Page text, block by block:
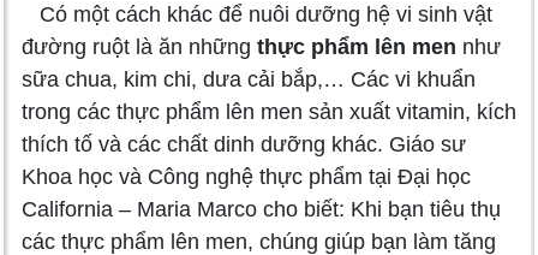
Có một cách khác để nuôi dưỡng hệ vi sinh vật
đường ruột là ăn những thực phẩm lên men như
sữa chua, kim chi, dưa cải bắp,… Các vi khuẩn
trong các thực phẩm lên men sản xuất vitamin, kích
thích tố và các chất dinh dưỡng khác. Giáo sư
Khoa học và Công nghệ thực phẩm tại Đại học
California – Maria Marco cho biết: Khi bạn tiêu thụ
các thực phẩm lên men, chúng giúp bạn làm tăng